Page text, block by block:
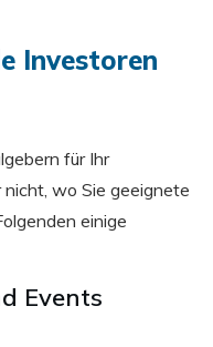
Investoren
für Ihr
wo Sie geeignete
einige
Events